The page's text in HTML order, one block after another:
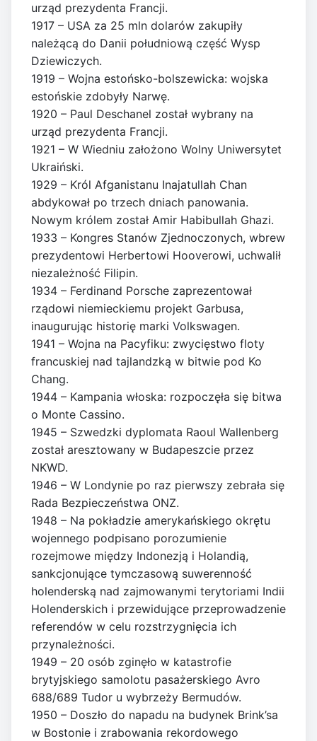
urząd prezydenta Francji.
1917 – USA za 25 mln dolarów zakupiły
należącą do Danii południową część Wysp
Dziewiczych.
1919 – Wojna estońsko-bolszewicka: wojska
estońskie zdobyły Narwę.
1920 – Paul Deschanel został wybrany na
urząd prezydenta Francji.
1921 – W Wiedniu założono Wolny Uniwersytet
Ukraiński.
1929 – Król Afganistanu Inajatullah Chan
abdykował po trzech dniach panowania.
Nowym królem został Amir Habibullah Ghazi.
1933 – Kongres Stanów Zjednoczonych, wbrew
prezydentowi Herbertowi Hooverowi, uchwalił
niezależność Filipin.
1934 – Ferdinand Porsche zaprezentował
rządowi niemieckiemu projekt Garbusa,
inaugurując historię marki Volkswagen.
1941 – Wojna na Pacyfiku: zwycięstwo floty
francuskiej nad tajlandzką w bitwie pod Ko
Chang.
1944 – Kampania włoska: rozpoczęła się bitwa
o Monte Cassino.
1945 – Szwedzki dyplomata Raoul Wallenberg
został aresztowany w Budapeszcie przez
NKWD.
1946 – W Londynie po raz pierwszy zebrała się
Rada Bezpieczeństwa ONZ.
1948 – Na pokładzie amerykańskiego okrętu
wojennego podpisano porozumienie
rozejmowe między Indonezją i Holandią,
sankcjonujące tymczasową suwerenność
holenderską nad zajmowanymi terytoriami Indii
Holenderskich i przewidujące przeprowadzenie
referendów w celu rozstrzygnięcia ich
przynależności.
1949 – 20 osób zginęło w katastrofie
brytyjskiego samolotu pasażerskiego Avro
688/689 Tudor u wybrzeży Bermudów.
1950 – Doszło do napadu na budynek Brink’sa
w Bostonie i zrabowania rekordowego